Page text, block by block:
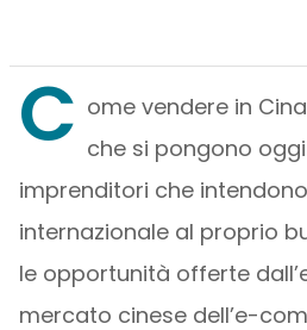
C ome vendere in
che si pongono
imprenditori che
internazionale al proprio
le opportunità offerte
mercato cinese dell’e-